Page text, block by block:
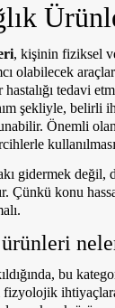
, kişinin fiziksel
olabilecek
tedavi
şekliyle, belirli
Önemli
gidermek değil,
Çünkü konu
bu
fizyolojik